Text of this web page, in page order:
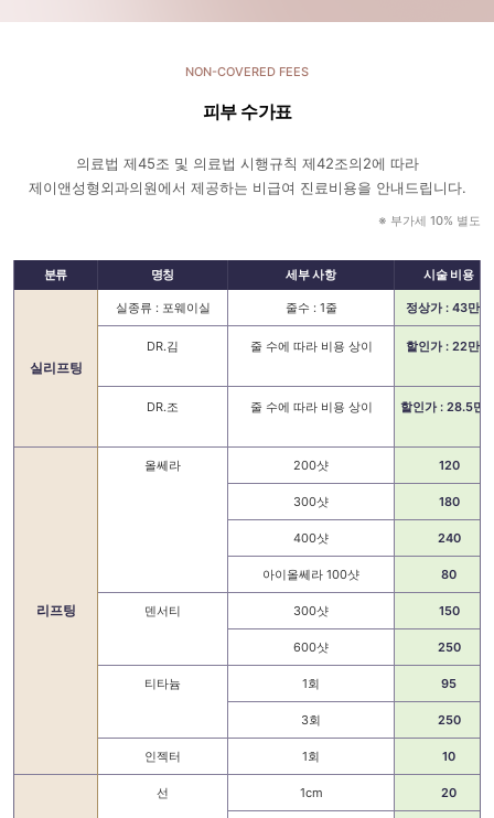
NON-COVERED FEES
피부 수가표
의료법 제45조 및 의료법 시행규칙 제42조의2에 따라
제이앤성형외과의원에서 제공하는 비급여 진료비용을 안내드립니다.
※ 부가세 10% 별도
분류 명칭 세부 사항 시술 비용
실리프팅
실종류 : 포웨이실 줄수 : 1줄 정상가 : 43만원
DR.김 줄 수에 따라 비용 상이 할인가 : 22만원
DR.조 줄 수에 따라 비용 상이 할인가 : 28.5만
리프팅
올쎄라 200샷 120
300샷 180
400샷 240
아이올쎄라 100샷 80
덴서티 300샷 150
600샷 250
티타늄 1회 95
3회 250
인젝터 1회 10
선 1cm 20